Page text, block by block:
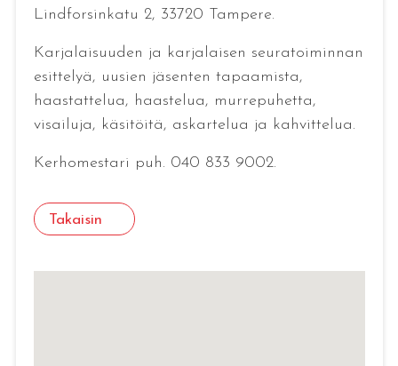
Lindforsinkatu 2, 33720 Tampere.
Karjalaisuuden ja karjalaisen seuratoiminnan
esittelyä, uusien jäsenten tapaamista,
haastattelua, haastelua, murrepuhetta,
visailuja, käsitöitä, askartelua ja kahvittelua.
Kerhomestari puh. 040 833 9002.
Takaisin